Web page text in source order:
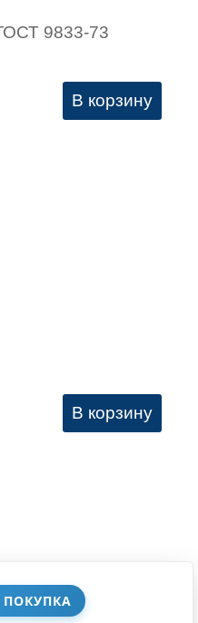
9833-73
В корзину
В корзину